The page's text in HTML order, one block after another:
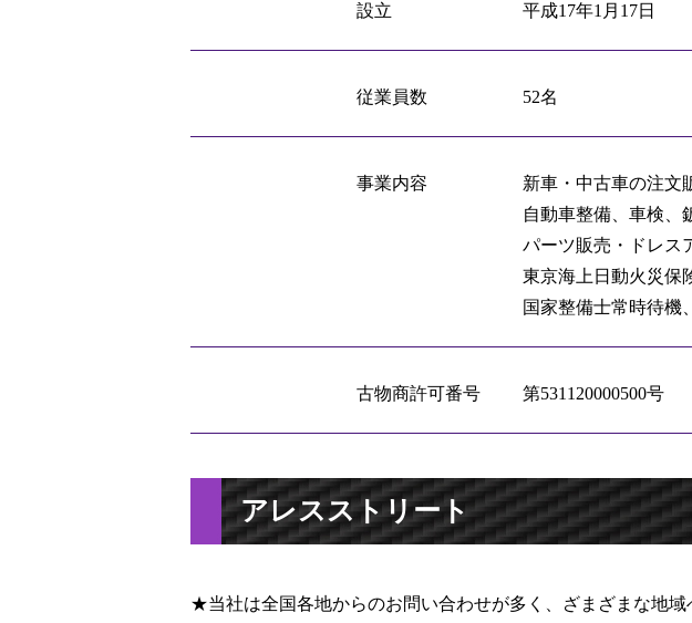
設立 平成17年1月17日
従業員数 52名
事業内容
新車・中古車の注文
自動車整備、車検、
パーツ販売・ドレス
東京海上日動火災保
国家整備士常時待機
古物商許可番号 第531120000500号
アレスストリート
★当社は全国各地からのお問い合わせが多く、ざまざまな地域